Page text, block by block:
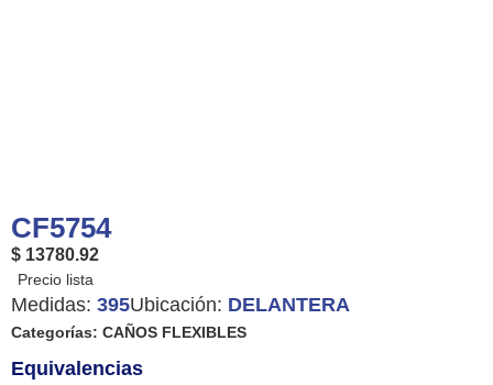
CF5754
$ 13780.92
Medidas: 395Ubicación: DELANTERA
Categorías: CAÑOS FLEXIBLES
Equivalencias